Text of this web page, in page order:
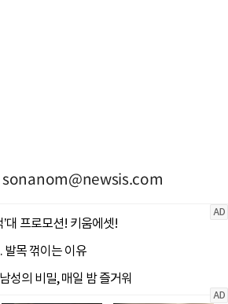
sonanom@newsis.com